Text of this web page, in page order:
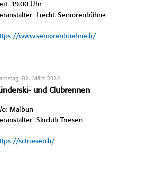
19.00 Uhr
Liecht. Seniorenbühne
www.seniorenbuehne.li/
02. März 2024
und Clubrennen
Malbun
Skiclub Triesen
sctriesen.li/